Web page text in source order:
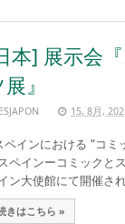
本] 展示会
』
15, 8月,
インにおける “コミ
ペインーコミックと
ン大使館にて開催
きはこちら »